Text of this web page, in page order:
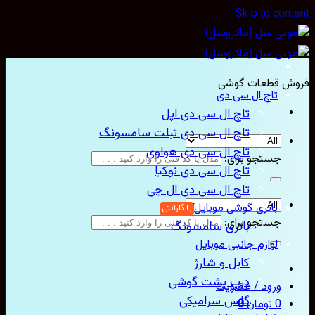
Skip to
قطعات گوشی
جستجو برای:
جستجو برای:
ورود / عضویت
تومان0
تاچ ال سی دی
تاچ ال سی دی اپل
تاچ ال سی دی تبلت سامسونگ
تاچ ال سی دی هواوی
تاچ ال سی دی نوکیا
تاچ ال سی دی ال جی
باتری گوشی موبایل
باتری سامسونگ
لوازم جانبی موبایل
کابل و شارژ
درب پشت گوشی
گلس سرامیکی